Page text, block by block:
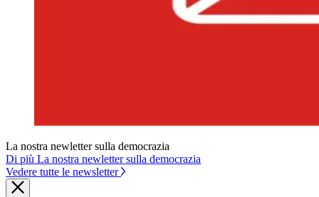
La nostra newletter sulla democrazia
Di più La nostra newletter sulla democrazia
Vedere tutte le newsletter